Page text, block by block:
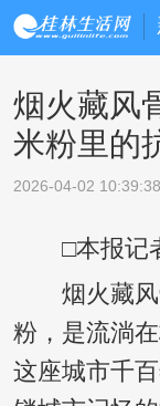
烟火藏风
米粉里的
2026-04-02 10:39:38
□本报记
烟火藏风
粉，是流淌
这座城市千